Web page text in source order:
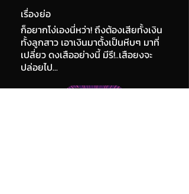
เรื่องย่อ
ก็อยากโง่เองนี่หว่า! ถึงต้องเสียทั้งเงิน
ทั้งลูกสาว เอาเงินมาตั้งเป็นหีบๆ มาที่
เปลี่ยว ดงเสืออย่างนี้ มีรึ!..เสือยงจะ
ปล่อยไป...